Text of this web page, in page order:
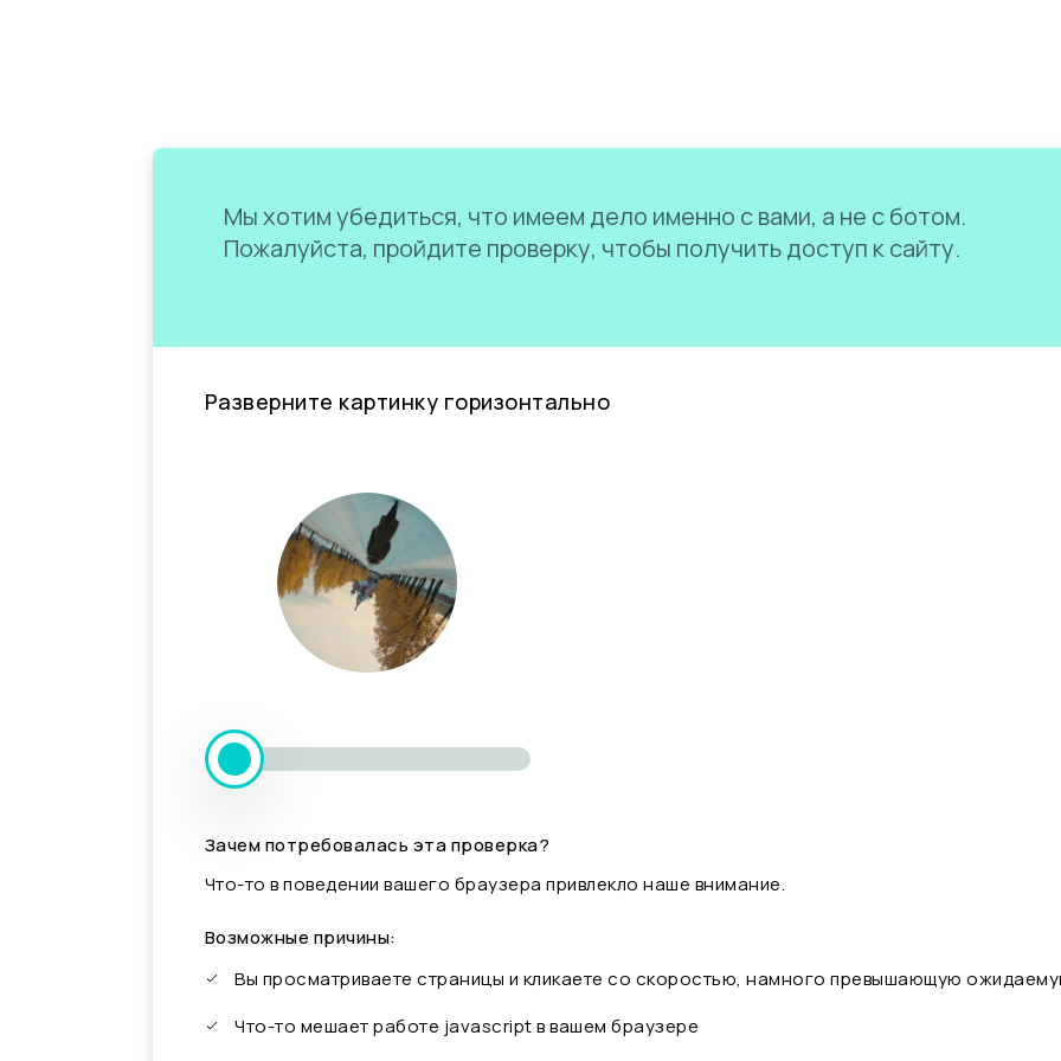
Мы хотим убедиться, что имеем дело именно с вами, а не с ботом.
Пожалуйста, пройдите проверку, чтобы получить доступ к сайту.
Разверните картинку горизонтально
Зачем потребовалась эта проверка?
Что-то в поведении вашего браузера привлекло наше внимание.
Возможные причины:
Вы просматриваете страницы и кликаете со скоростью, намного превышающую
Что-то мешает работе javascript в вашем браузере